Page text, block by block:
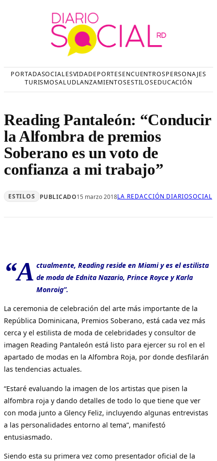
PORTADASOCIALESVIDADEPORTESENCUENTROSPERSONAJES
TURISMOSALUDLANZAMIENTOSESTILOSEDUCACIÓN
Reading Pantaleón: “Conducir
la Alfombra de premios
Soberano es un voto de
confianza a mi trabajo”
ESTILOS PUBLICADO15 marzo 2018LA REDACCIÓN DIARIOSOCIAL
“A ctualmente, Reading reside en Miami y es el estilista
de moda de Ednita Nazario, Prince Royce y Karla
Monroig”.
La ceremonia de celebración del arte más importante de la
República Dominicana, Premios Soberano, está cada vez más
cerca y el estilista de moda de celebridades y consultor de
imagen Reading Pantaleón está listo para ejercer su rol en el
apartado de modas en la Alfombra Roja, por donde desfilarán
las tendencias actuales.
“Estaré evaluando la imagen de los artistas que pisen la
alfombra roja y dando detalles de todo lo que tiene que ver
con moda junto a Glency Feliz, incluyendo algunas entrevistas
a las personalidades entorno al tema”, manifestó
entusiasmado.
Siendo esta su primera vez como presentador oficial de la